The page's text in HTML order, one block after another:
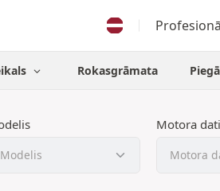
Rokasgrāmata
Motora dati